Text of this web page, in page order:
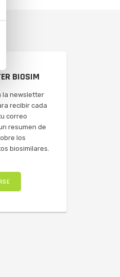
BIOSIM
la newsletter
recibir cada
correo
resumen de
los
biosimilares.